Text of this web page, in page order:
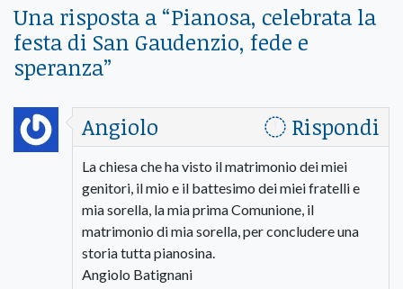
Una risposta a “Pianosa, celebrata la
festa di San Gaudenzio, fede e
speranza”
Angiolo
Rispondi
La chiesa che ha visto il matrimonio dei miei
genitori, il mio e il battesimo dei miei fratelli e
mia sorella, la mia prima Comunione, il
matrimonio di mia sorella, per concludere una
storia tutta pianosina.
Angiolo Batignani